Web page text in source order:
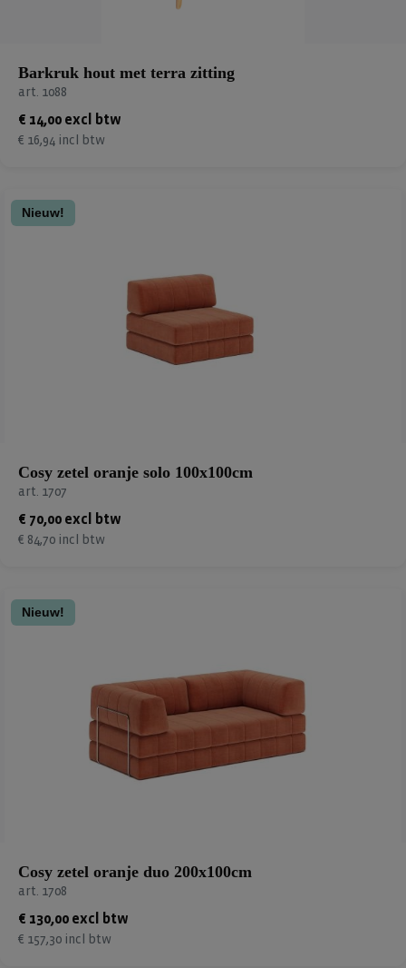
Barkruk hout met terra zitting
art. 1088
€ 14,00 excl btw
€ 16,94 incl btw
Nieuw!
Cosy zetel oranje solo 100x100cm
art. 1707
€ 70,00 excl btw
€ 84,70 incl btw
Nieuw!
Cosy zetel oranje duo 200x100cm
art. 1708
€ 130,00 excl btw
€ 157,30 incl btw